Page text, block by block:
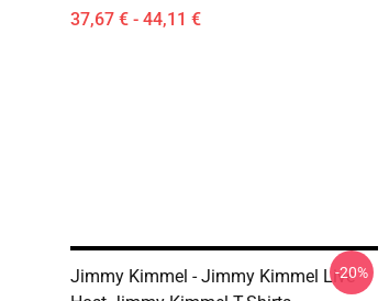
37,67 € - 44,11 €
Jimmy Kimmel - Jimmy Kimmel Live
-20%